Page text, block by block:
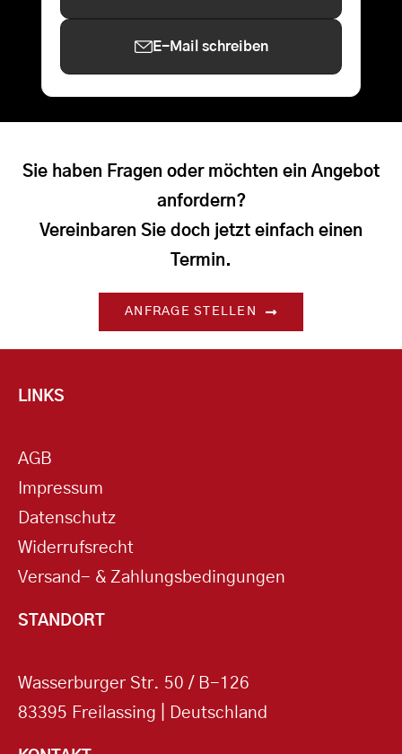
E-Mail schreiben
Sie haben Fragen oder möchten ein Angebot
anfordern?
Vereinbaren Sie doch jetzt einfach einen
Termin.
ANFRAGE STELLEN
LINKS
AGB
Impressum
Datenschutz
Widerrufsrecht
Versand- & Zahlungsbedingungen
STANDORT
Wasserburger Str. 50 / B-126
83395 Freilassing | Deutschland